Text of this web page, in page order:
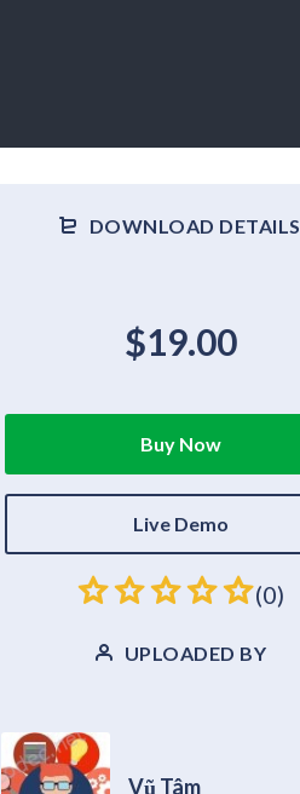
DOWNLOAD DETAILS
$19.00
Buy Now
Live Demo
(0)
UPLOADED BY
Vũ Tâm